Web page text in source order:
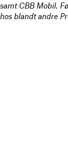
samt CBB Mobil.
hos blandt andre